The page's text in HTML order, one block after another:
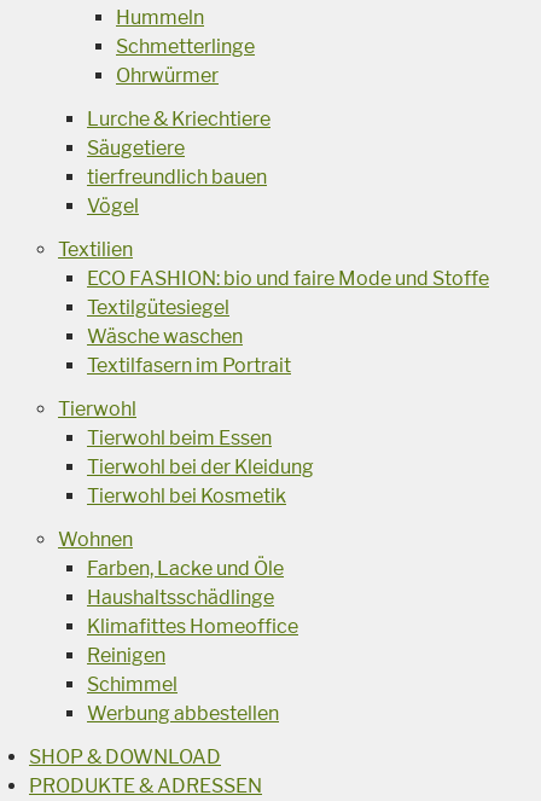
Hummeln
Schmetterlinge
Ohrwürmer
Lurche & Kriechtiere
Säugetiere
tierfreundlich bauen
Vögel
Textilien
ECO FASHION: bio und faire Mode und Stoffe
Textilgütesiegel
Wäsche waschen
Textilfasern im Portrait
Tierwohl
Tierwohl beim Essen
Tierwohl bei der Kleidung
Tierwohl bei Kosmetik
Wohnen
Farben, Lacke und Öle
Haushaltsschädlinge
Klimafittes Homeoffice
Reinigen
Schimmel
Werbung abbestellen
SHOP & DOWNLOAD
PRODUKTE & ADRESSEN